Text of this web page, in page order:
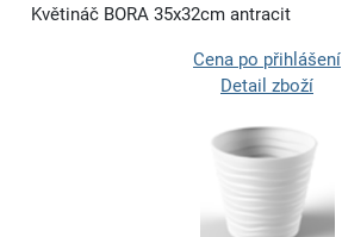
Květináč BORA 35x32cm antracit
Cena po přihlášení
Detail zboží